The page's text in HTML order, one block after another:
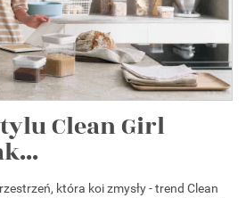
Clean Girl
która koi zmysły - trend Clean